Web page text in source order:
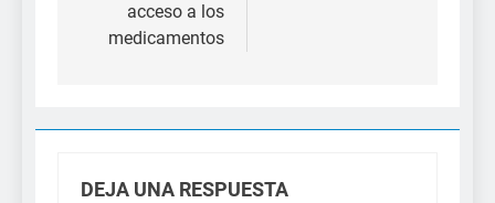
acceso a los
medicamentos
DEJA UNA RESPUESTA